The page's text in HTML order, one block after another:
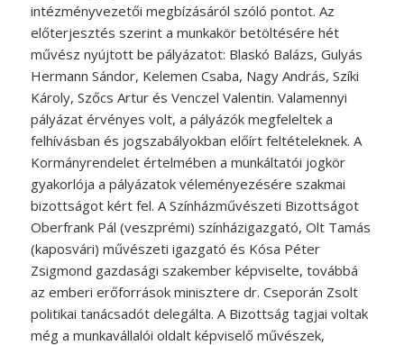
intézményvezetői megbízásáról szóló pontot. Az
előterjesztés szerint a munkakör betöltésére hét
művész nyújtott be pályázatot: Blaskó Balázs, Gulyás
Hermann Sándor, Kelemen Csaba, Nagy András, Szíki
Károly, Szőcs Artur és Venczel Valentin. Valamennyi
pályázat érvényes volt, a pályázók megfeleltek a
felhívásban és jogszabályokban előírt feltételeknek. A
Kormányrendelet értelmében a munkáltatói jogkör
gyakorlója a pályázatok véleményezésére szakmai
bizottságot kért fel. A Színházművészeti Bizottságot
Oberfrank Pál (veszprémi) színházigazgató, Olt Tamás
(kaposvári) művészeti igazgató és Kósa Péter
Zsigmond gazdasági szakember képviselte, továbbá
az emberi erőforrások minisztere dr. Cseporán Zsolt
politikai tanácsadót delegálta. A Bizottság tagjai voltak
még a munkavállalói oldalt képviselő művészek,